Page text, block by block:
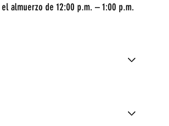
almuerzo de 12:00 p.m. – 1:00 p.m.